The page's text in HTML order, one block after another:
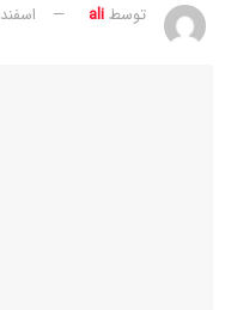
توسطali اسفند ۱۹, ۱۴۰۳